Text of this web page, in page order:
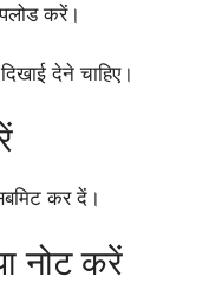
करें।
देने चाहिए।
कर दें।
नोट करें